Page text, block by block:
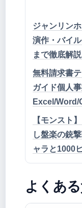
ジャンリン
演作・バイ
まで徹底解
無料請求書
ガイド個人
Excel/Word/
【モンスト
し盤楽の銃
ャラと1000
よくあ